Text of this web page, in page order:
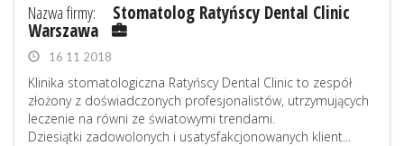
Nazwa firmy: Stomatolog Ratyńscy Dental Clinic
Warszawa
16 11 2018
Klinika stomatologiczna Ratyńscy Dental Clinic to zespół
złożony z doświadczonych profesjonalistów, utrzymujących
leczenie na równi ze światowymi trendami.
Dziesiątki zadowolonych i usatysfakcjonowanych klient...